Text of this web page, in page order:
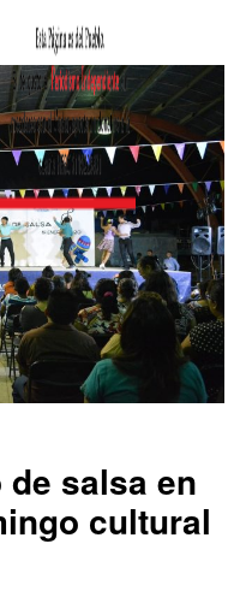
salsa en
cultural